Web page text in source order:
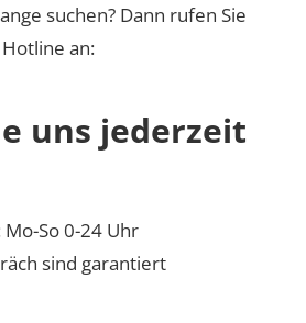
suchen? Dann rufen Sie
an:
uns jederzeit
So 0-24 Uhr
sind garantiert